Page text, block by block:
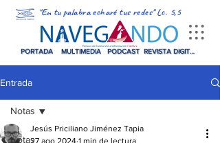
"En tu palabra echaré tus redes" Lc. 5,5
PORTADA MULTIMEDIA PODCAST REVISTA DIGITAL
Entrada
Notas
Notas
Jesús Priciliano Jiménez Tapia
27 ago 2024 1 min de lectura